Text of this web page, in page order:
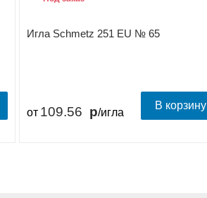
Игла Schmetz 251 EU № 65
от 109.56 /игла
В корзину